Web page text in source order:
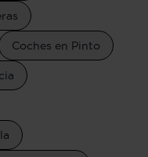
Coches en Pinto